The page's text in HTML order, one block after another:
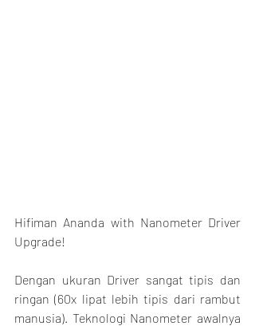
Hifiman Ananda with Nanometer Driver
Upgrade!
Dengan ukuran Driver sangat tipis dan
ringan (60x lipat lebih tipis dari rambut
manusia). Teknologi Nanometer awalnya